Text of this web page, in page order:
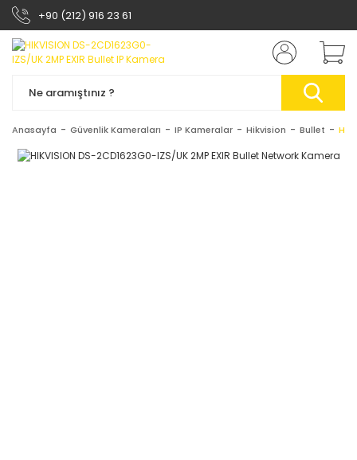
+90 (212) 916 23 61
Anasayfa Güvenlik Kameraları IP Kameralar Hikvision Bullet